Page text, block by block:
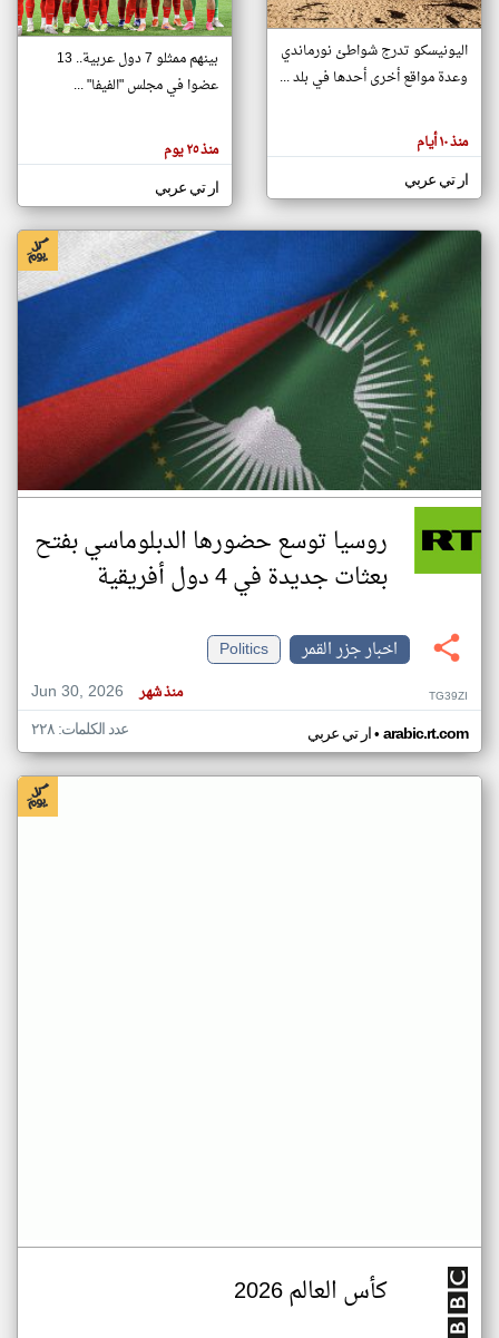
تغيير الدولة
اخبار جزر القمر على مدار الساعة
أهم اخبار جزر القمر العاجلة والمباشرة
هنا عن
وجهة
كاتبيها.
اليونيسكو تدرج شواطئ نورماندي
وعدة مواقع أخرى أحدها في بلد ...
منذ ١٠ أيام
ار تي عربي
بينهم ممثلو 7 دول عربية.. 13
عضوا في مجلس "الفيفا" ...
منذ ٢٥ يوم
ار تي عربي
روسيا توسع حضورها الدبلوماسي بفتح
بعثات جديدة في 4 دول أفريقية
اخبار جزر القمر
Politics
Jun 30, 2026
منذ شهر TG39ZI
ار تي عربي• arabic.rt.com عدد الكلمات: ٢٢٨
كأس العالم 2026
klyoum.com